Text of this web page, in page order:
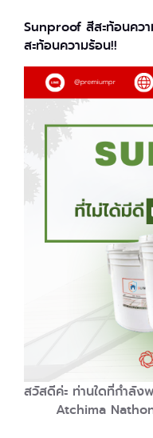
Sunproof สีสะท้อนคว
สะท้อนความร้อน!!
สวัสดีค่ะ ท่านใดที่กำลัง
Atchima